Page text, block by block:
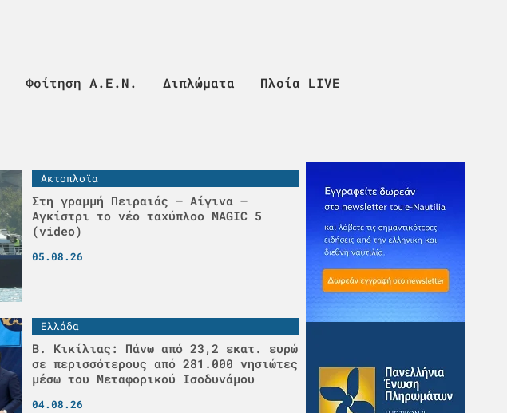
Φοίτηση Α.Ε.Ν. Διπλώματα Πλοία LIVE
Ακτοπλοϊα
Στη γραμμή Πειραιάς – Αίγινα –
Αγκίστρι το νέο ταχύπλοο MAGIC 5
(video)
05.08.26
Ελλάδα
Β. Κικίλιας: Πάνω από 23,2 εκατ. ευρώ
σε περισσότερους από 281.000 νησιώτες
μέσω του Μεταφορικού Ισοδυνάμου
04.08.26